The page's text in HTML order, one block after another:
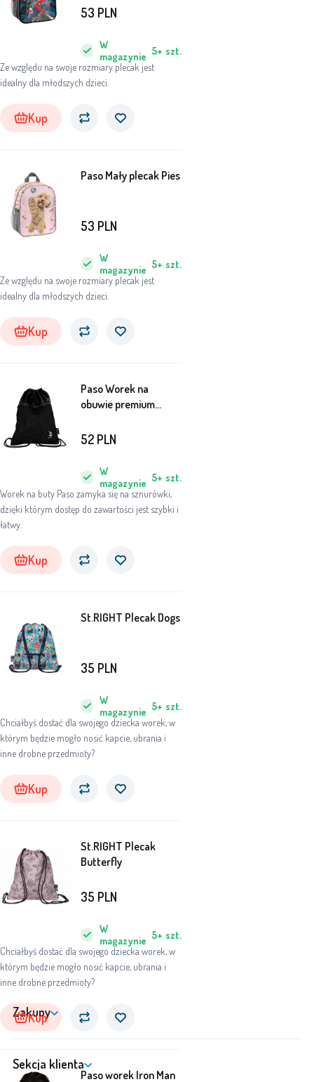
Ze względu na swoje rozmiary plecak jest
idealny dla młodszych dzieci.
W
magazynie 5+ szt.
53 PLN
Kup
Paso Mały plecak Pies
Ze względu na swoje rozmiary plecak jest
idealny dla młodszych dzieci.
W
magazynie 5+ szt.
53 PLN
Kup
Paso Worek na
obuwie premium
Worek na buty Paso zamyka się na sznurówki,
dzięki którym dostęp do zawartości jest szybki i
łatwy.
W
magazynie 5+ szt.
52 PLN
Kup
St.RIGHT Plecak Dogs
Chciałbyś dostać dla swojego dziecka worek, w
którym będzie mogło nosić kapcie, ubrania i
inne drobne przedmioty?
W
magazynie 5+ szt.
35 PLN
Kup
St.RIGHT Plecak
Butterfly
Chciałbyś dostać dla swojego dziecka worek, w
którym będzie mogło nosić kapcie, ubrania i
inne drobne przedmioty?
W
magazynie 5+ szt.
35 PLN
Kup
Paso worek Iron Man
Zakupy
Sekcja klienta